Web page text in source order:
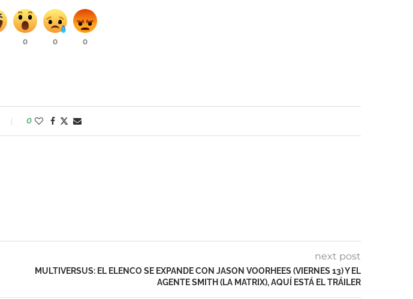
0 0 0
0
next post
MULTIVERSUS: EL ELENCO SE EXPANDE CON JASON VOORHEES (VIERNES 13) Y EL
AGENTE SMITH (LA MATRIX), AQUÍ ESTÁ EL TRÁILER